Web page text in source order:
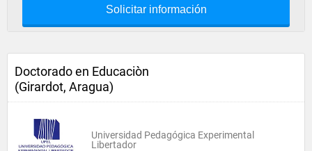
Solicitar información
Doctorado en Educaciòn
(Girardot, Aragua)
Universidad Pedagógica Experimental
Libertador